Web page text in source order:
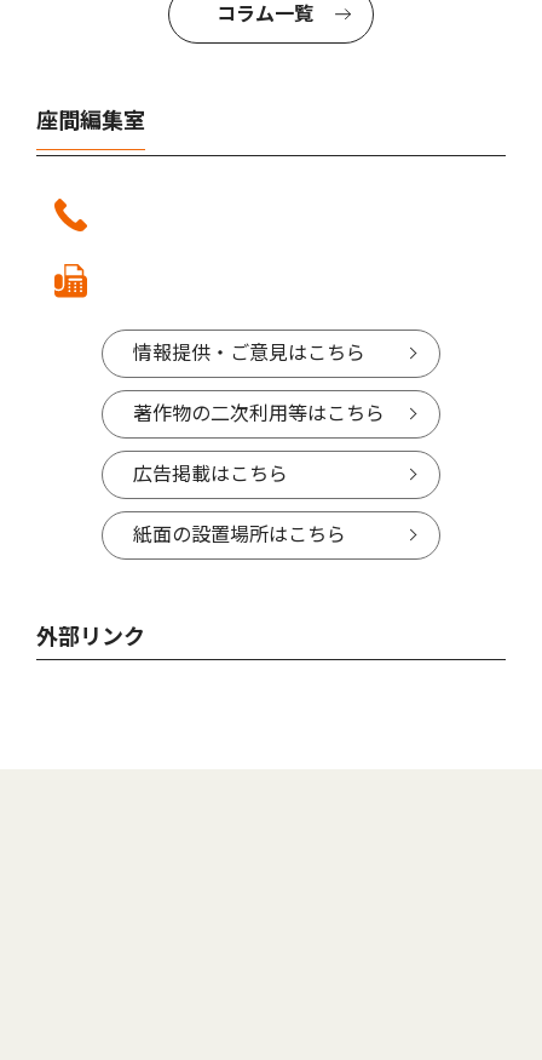
コラム一覧
座間編集室
情報提供・ご意見はこちら
著作物の二次利用等はこちら
広告掲載はこちら
紙面の設置場所はこちら
外部リンク